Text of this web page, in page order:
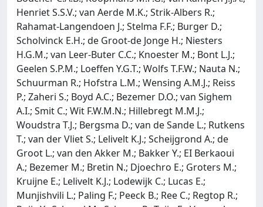
Henriet S.S.V.; van Aerde M.K.; Strik-Albers R.;
Rahamat-Langendoen J.; Stelma F.F.; Burger D.;
Scholvinck E.H.; de Groot-de Jonge H.; Niesters
H.G.M.; van Leer-Buter C.C.; Knoester M.; Bont L.J.;
Geelen S.P.M.; Loeffen Y.G.T.; Wolfs T.F.W.; Nauta N.;
Schuurman R.; Hofstra L.M.; Wensing A.M.J.; Reiss
P.; Zaheri S.; Boyd A.C.; Bezemer D.O.; van Sighem
A.I.; Smit C.; Wit F.W.M.N.; Hillebregt M.M.J.;
Woudstra T.J.; Bergsma D.; van de Sande L.; Rutkens
T.; van der Vliet S.; Lelivelt K.J.; Scheijgrond A.; de
Groot L.; van den Akker M.; Bakker Y.; EI Berkaoui
A.; Bezemer M.; Bretin N.; Djoechro E.; Groters M.;
Kruijne E.; Lelivelt K.J.; Lodewijk C.; Lucas E.;
Munjishvili L.; Paling F.; Peeck B.; Ree C.; Regtop R.;